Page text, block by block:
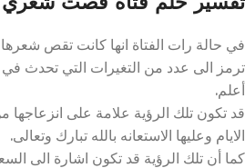
في حالة رات الفتاة انها كانت تقص
ترمز الى عدد من التغيرات التي تحدث في
أعلم.
قد تكون تلك الرؤية علامة على
الايام وعليها الاستعانه بالله تبارك وتعالى.
كما أن تلك الرؤية قد تكون اشارة الى